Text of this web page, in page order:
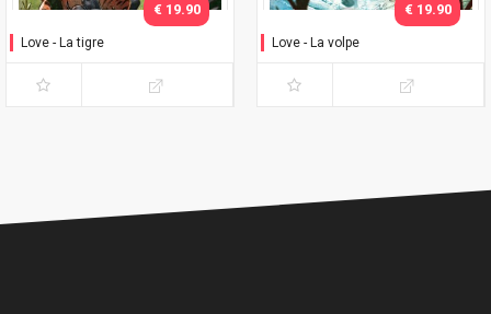
Love - La tigre
€ 19.90
Love - La volpe
€ 19.90